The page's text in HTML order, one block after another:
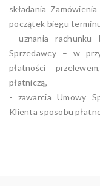
składania
początek biegu
- uznania rachunku
Sprzedawcy – w
płatności
płatniczą,
- zawarcia Umowy
Klienta sposobu